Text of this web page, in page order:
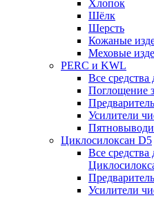
Хлопок
Шёлк
Шерсть
Кожаные
Меховые
PERC и KWL
Все
Поглощение
Усилители
Циклосилоксан D5
Все
Усилители